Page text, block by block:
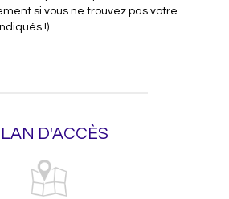
si vous ne trouvez pas votre
!).
D'ACCÈS